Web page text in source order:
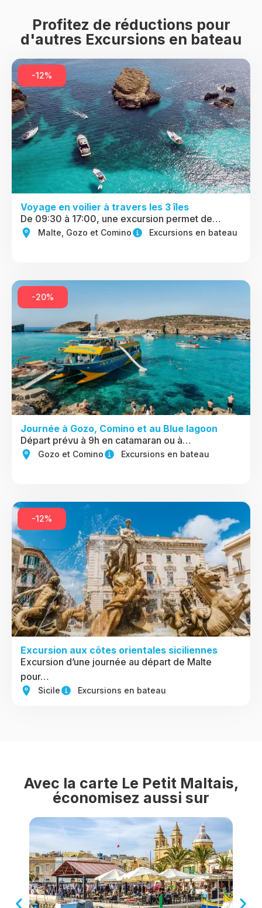
Profitez de réductions pour
d'autres Excursions en bateau
-12%
Voyage en voilier à travers les 3 îles
De 09:30 à 17:00, une excursion permet de…
Malte, Gozo et Comino Excursions en bateau
-20%
Journée à Gozo, Comino et au Blue lagoon
Départ prévu à 9h en catamaran ou à…
Gozo et Comino Excursions en bateau
-12%
Excursion aux côtes orientales siciliennes
Excursion d’une journée au départ de Malte
pour…
Sicile Excursions en bateau
Avec la carte Le Petit Maltais,
économisez aussi sur